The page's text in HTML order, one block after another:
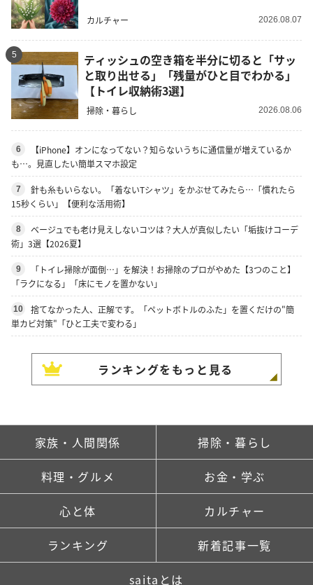
カルチャー 2026.08.07
5
ティッシュの空き箱を半分に切ると「サッ
と取り出せる」「残量がひと目でわかる」
【トイレ収納術3選】
掃除・暮らし 2026.08.06
6
【iPhone】オンになってない？知らないうちに通信量が増えているか
も…。見直したい簡単スマホ設定
7
針も糸もいらない。「着ないTシャツ」をかぶせてみたら…「慣れたら
15秒くらい」【便利な活用術】
8
ベージュでも老け見えしないコツは？大人が真似したい「垢抜けコーデ
術」3選【2026夏】
9
「トイレ掃除が面倒…」を解決！お掃除のプロがやめた【3つのこと】
「ラクになる」「床にモノを置かない」
10
捨てなかった人、正解です。「ペットボトルのふた」を置くだけの"簡
単カビ対策"「ひと工夫で変わる」
ランキングをもっと見る
家族・人間関係 掃除・暮らし
料理・グルメ お金・学ぶ
心と体 カルチャー
ランキング 新着記事一覧
saitaとは